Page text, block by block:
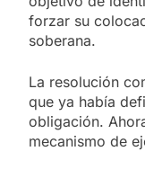
forzar su
soberana.
La resolución
que ya había
obligación.
mecanismo de